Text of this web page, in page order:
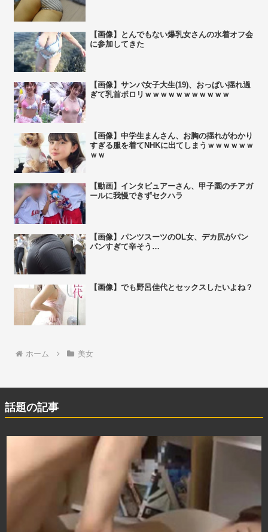
【画像】とんでもない爆乳女さんの水着オフ会
に参加してきた
【画像】サンバ女子大生(19)、おっぱい揺れ過
ぎて乳首ポロリｗｗｗｗｗｗｗｗｗｗｗ
【画像】中学生まんさん、お胸の揺れがわかり
すぎる服を着てNHKに出てしまうｗｗｗｗｗｗ
ｗｗ
【動画】インタビュアーさん、甲子園のチアガ
ールに我慢できずセクハラ
【画像】パンツスーツのOL女、デカ尻がパン
パンすぎて辛そう…
【画像】でも野呂佳代とセックスしたいよね？
ホーム 美女
話題の記事